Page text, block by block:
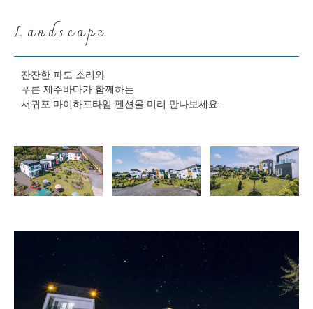
Landscape
잔잔한 파도 소리와
푸른 제주바다가 함께하는
서귀포 마이하프타임 펜션을 미리 만나보세요.